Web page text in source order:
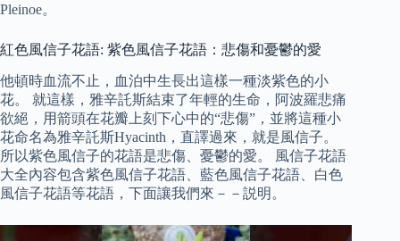
Pleinoe。
紅色風信子花語: 紫色風信子花語：悲傷和憂鬱的愛
他頓時血流不止，血泊中生長出這樣一種淡紫色的小
花。 就這樣，雅辛託斯結束了年輕的生命，阿波羅悲痛
欲絕，用箭頭在花瓣上刻下心中的“悲傷”，並將這種小
花命名為雅辛託斯Hyacinth，直譯過來，就是風信子。
所以紫色風信子的花語是悲傷、憂鬱的愛。 風信子花語
大全內容包含紫色風信子花語、藍色風信子花語、白色
風信子花語等花語，下面讓我們來－－説明。